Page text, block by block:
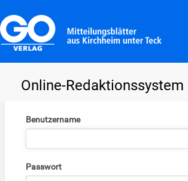
Online-Redaktionssystem
Benutzername
Passwort